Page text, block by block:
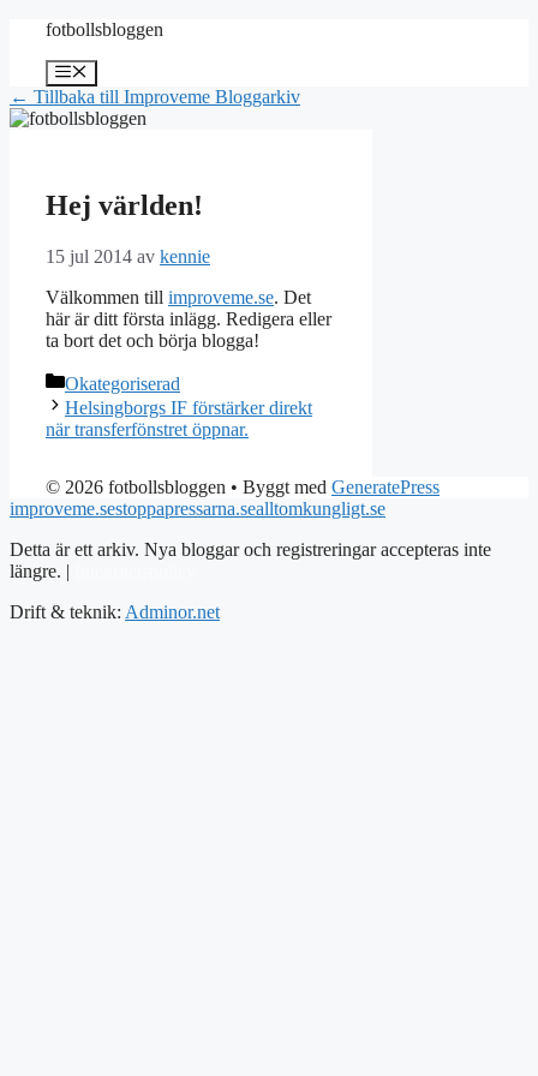
Hoppa
innehåll
fotbollsbloggen
Meny
← Tillbaka till Improveme Bloggarkiv
Hej världen!
15 jul 2014 av kennie
Välkommen till improveme.se. Det
här är ditt första inlägg. Redigera eller
ta bort det och börja blogga!
Kategorier
Okategoriserad
Helsingborgs IF förstärker direkt
när transferfönstret öppnar.
© 2026 fotbollsbloggen • Byggt med GeneratePress
improveme.sestoppapressarna.sealltomkungligt.se
Detta är ett arkiv. Nya bloggar och registreringar accepteras inte
längre. |
Drift & teknik: Adminor.net